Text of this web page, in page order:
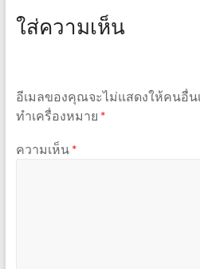
ใส่ความเห็น
อีเมลของคุณจะไม่แสดงให้คนอื่น
ทำเครื่องหมาย *
ความเห็น *